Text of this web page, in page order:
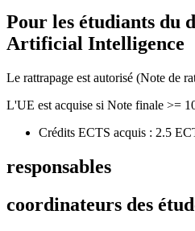
Pour les étudiants du
Artificial Intelligence
Le rattrapage est autorisé (Note de
L'UE est acquise si Note finale >=
Crédits ECTS acquis : 2.5
responsables
coordinateurs des